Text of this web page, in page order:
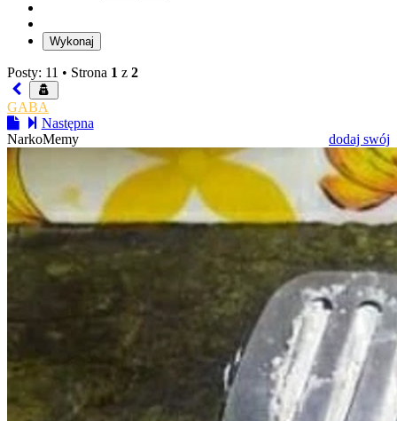
Posty: 11 • Strona 1 z 2
GABA
Następna
NarkoMemy
dodaj swój